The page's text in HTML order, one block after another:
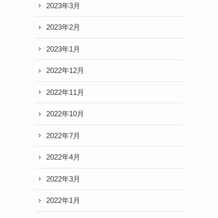
2023年3月
2023年2月
2023年1月
2022年12月
2022年11月
2022年10月
2022年7月
2022年4月
2022年3月
2022年1月